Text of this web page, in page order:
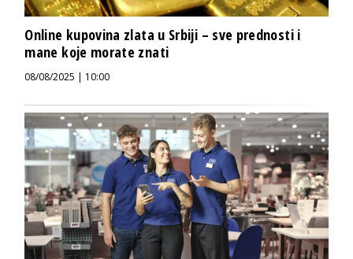
Online kupovina zlata u Srbiji – sve prednosti i
mane koje morate znati
08/08/2025 | 10:00